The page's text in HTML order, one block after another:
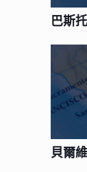
巴斯
貝爾